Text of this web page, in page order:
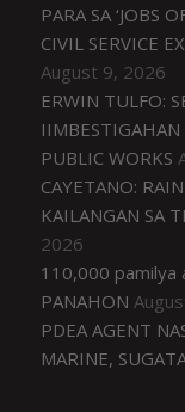
PARA SA ‘JOBS
CIVIL SERVICE
August 9, 2026
ERWIN TULFO:
PUBLIC WORKS
CAYETANO:
KAILANGAN SA
2026
110,000 pamilya
PANAHON
PDEA AGENT
MARINE,